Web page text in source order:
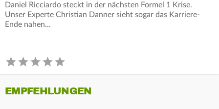
Daniel Ricciardo steckt in der nächsten Formel 1 Krise.
Unser Experte Christian Danner sieht sogar das Karriere-
Ende nahen...
EMPFEHLUNGEN